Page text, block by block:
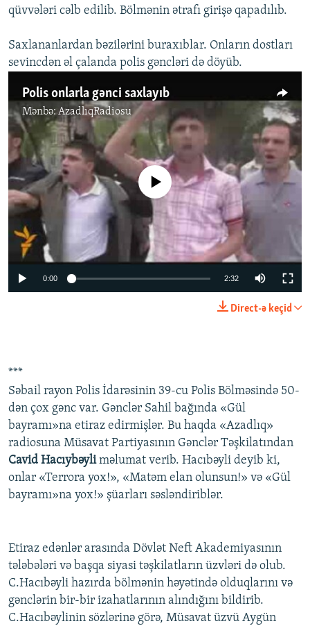
qüvvələri cəlb edilib. Bölmənin ətrafı girişə qapadılıb.
Saxlananlardan bəzilərini buraxıblar. Onların dostları
sevincdən əl çalanda polis gəncləri də döyüb.
Polis onlarla gənci saxlayıb
Mənbə: AzadlıqRadiosu
No media source currently available
0:00 2:32
Direct-ə keçid
***
Səbail rayon Polis İdarəsinin 39-cu Polis Bölməsində 50-
dən çox gənc var. Gənclər Sahil bağında «Gül
bayramı»na etiraz edirmişlər. Bu haqda «Azadlıq»
radiosuna Müsavat Partiyasının Gənclər Təşkilatından
Cavid Hacıybəyliməlumat verib. Hacıbəyli deyib ki,
onlar «Terrora yox!», «Matəm elan olunsun!» və «Gül
bayramı»na yox!» şüarları səsləndiriblər.
Etiraz edənlər arasında Dövlət Neft Akademiyasının
tələbələri və başqa siyasi təşkilatların üzvləri də olub.
C.Hacıbəyli hazırda bölmənin həyətində olduqlarını və
gənclərin bir-bir izahatlarının alındığını bildirib.
C.Hacıbəylinin sözlərinə görə, Müsavat üzvü Aygün